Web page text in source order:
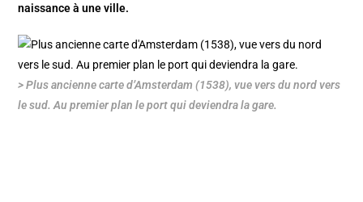
naissance à une ville.
> Plus ancienne carte d’Amsterdam (1538), vue vers du nord vers
le sud. Au premier plan le port qui deviendra la gare.